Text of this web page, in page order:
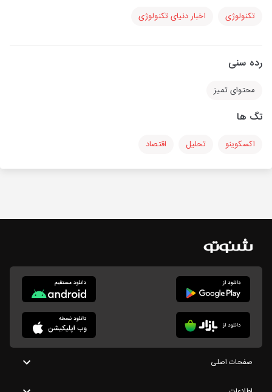
تکنولوژی اخبار دنیای تکنولوژی
رده سنی
محتوای تمیز
تگ ها
اکسکوینو تحلیل اقتصاد
صفحات اصلی